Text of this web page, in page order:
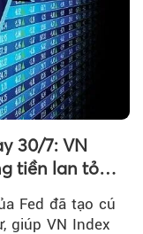
30/7: VN
tiền lan tỏa
Fed đã tạo cú
giúp VN Index